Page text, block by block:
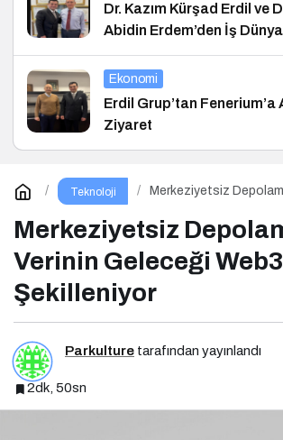
Dr. Kazım Kürşad Erdil ve
Abidin Erdem’den İş
Ekonomi
Erdil Grup’tan Fenerium’a
Ziyaret
Teknoloji
Merkeziyetsiz
Merkeziyetsiz
Verinin Geleceği
Şekilleniyor
Parkulture tarafından yayınlandı
2dk, 50sn